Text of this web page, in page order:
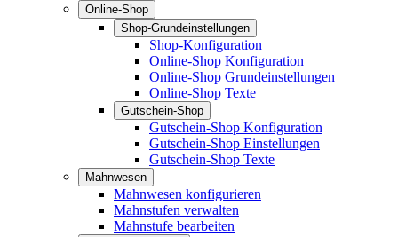
Online-Shop
Shop-Grundeinstellungen
Shop-Konfiguration
Online-Shop Konfiguration
Online-Shop Grundeinstellungen
Online-Shop Texte
Gutschein-Shop
Gutschein-Shop Konfiguration
Gutschein-Shop Einstellungen
Gutschein-Shop Texte
Mahnwesen
Mahnwesen konfigurieren
Mahnstufen verwalten
Mahnstufe bearbeiten